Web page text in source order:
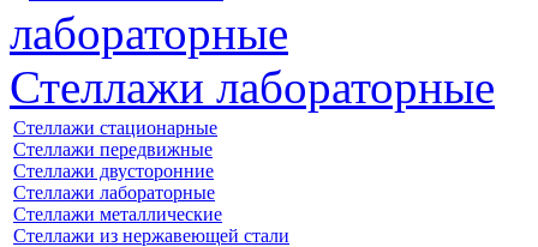
Стеллажи лабораторные
Стеллажи стационарные
Стеллажи передвижные
Стеллажи двусторонние
Стеллажи лабораторные
Стеллажи металлические
Стеллажи из нержавеющей стали